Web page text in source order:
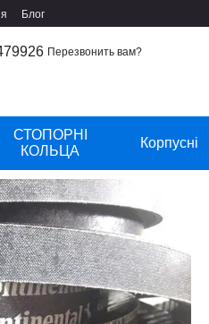
Блог
Перезвонить вам?
СТОПОРНІ
КОЛЬЦА
Корпусні